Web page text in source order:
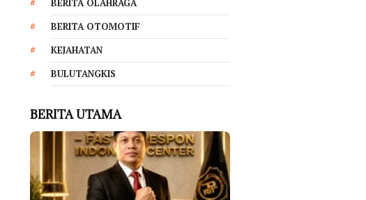
BERITA OTOMOTIF
KEJAHATAN
BULUTANGKIS
BERITA UTAMA